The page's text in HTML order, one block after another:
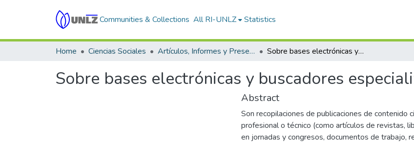
Communities & Collections All RI-UNLZ Statistics
Home Ciencias Sociales Artículos, Informes y Presentaciones en Congresos Sobre bases electrónicas y buscadores especializados
Sobre bases electrónicas y buscadores
Abstract
Son recopilaciones de publicaciones de contenido
profesional o técnico (como artículos de revistas,
en jornadas y congresos, documentos de trabajo,